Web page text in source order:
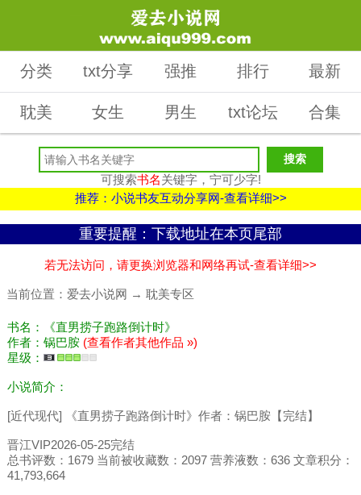
分类 txt分享 强推 排行 最新
耽美 女生 男生 txt论坛 合集
可搜索书名关键字，宁可少字!
推荐：小说书友互动分享网-查看详细>>
重要提醒：下载地址在本页尾部
若无法访问，请更换浏览器和网络再试-查看详细>>
当前位置： 爱去小说网 → 耽美专区
书名：《直男捞子跑路倒计时》
作者：锅巴胺 (查看作者其他作品 »)
星级：
小说简介：
[近代现代] 《直男捞子跑路倒计时》作者：锅巴胺【完结】
晋江VIP2026-05-25完结
总书评数：1679 当前被收藏数：2097 营养液数：636 文章积分：
41,793,664